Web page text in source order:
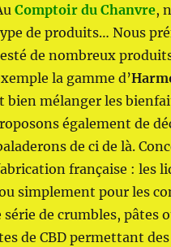
Comptoir du Chanvre,
de produits… Nous
de nombreux
la gamme d’
mélanger les
également de
de ci de là.
française : les
simplement pour les
de crumbles, pâtes
de CBD permettant